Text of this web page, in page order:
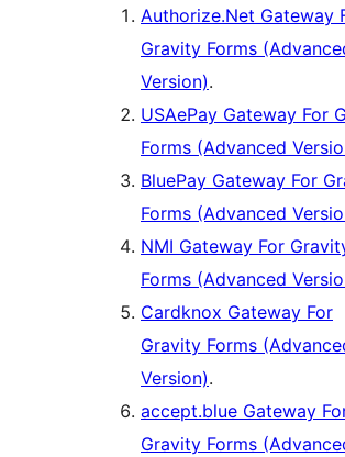
Authorize.Net Gateway
Gravity Forms
Version).
USAePay Gateway For
Forms (Advanced
BluePay Gateway For
Forms (Advanced
NMI Gateway For
Forms (Advanced
Cardknox Gateway For
Gravity Forms
Version).
accept.blue Gateway
Gravity Forms